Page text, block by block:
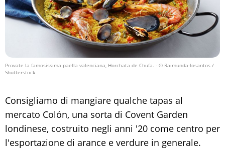
Provate la famosissima paella valenciana, Horchata de Chufa. - © Raimunda-losantos /
Shutterstock
Consigliamo di mangiare qualche tapas al
mercato Colón, una sorta di Covent Garden
londinese, costruito negli anni '20 come centro per
l'esportazione di arance e verdure in generale.